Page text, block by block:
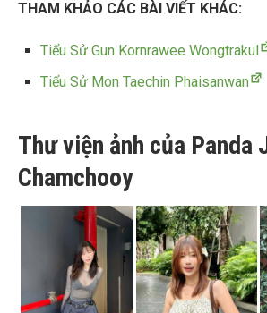
THAM KHẢO CÁC BÀI VIẾT KHÁC:
Tiểu Sử Gun Kornrawee Wongtrakul
Tiểu Sử Mon Taechin Phaisanwan
Thư viện ảnh của Panda
Chamchooy